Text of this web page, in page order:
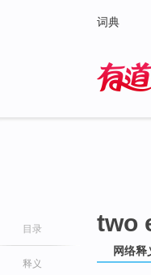
词典
目录
释义
two
网络释